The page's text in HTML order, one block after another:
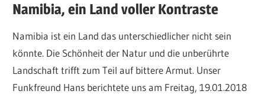
Namibia, ein Land voller Kontraste
Namibia ist ein Land das unterschiedlicher nicht sein
könnte. Die Schönheit der Natur und die unberührte
Landschaft trifft zum Teil auf bittere Armut. Unser
Funkfreund Hans berichtete uns am Freitag, 19.01.2018